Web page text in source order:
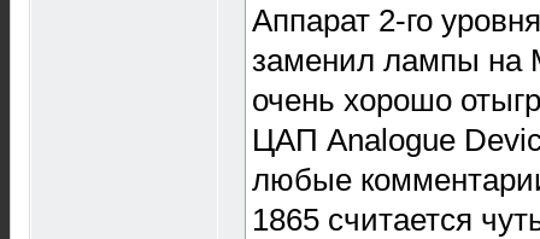
Аппарат 2-го
заменил лампы на
очень хорошо
ЦАП Analogue
любые
1865 считается